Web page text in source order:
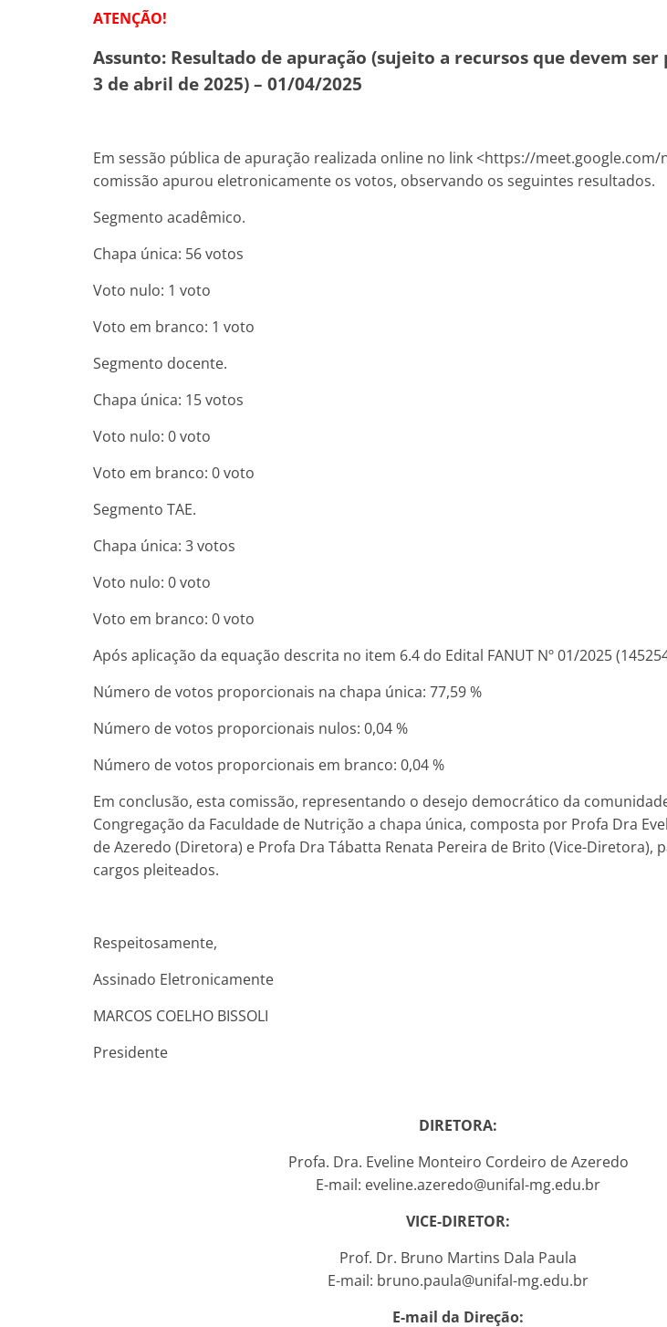
ATENÇÃO!
Assunto: Resultado de apuração (sujeito a recursos que devem
3 de abril de 2025) – 01/04/2025
Em sessão pública de apuração realizada online no link <https://meet.google.com/
comissão apurou eletronicamente os votos, observando os seguintes resultados.
Segmento acadêmico.
Chapa única: 56 votos
Voto nulo: 1 voto
Voto em branco: 1 voto
Segmento docente.
Chapa única: 15 votos
Voto nulo: 0 voto
Voto em branco: 0 voto
Segmento TAE.
Chapa única: 3 votos
Voto nulo: 0 voto
Voto em branco: 0 voto
Após aplicação da equação descrita no item 6.4 do Edital FANUT Nº 01/2025
Número de votos proporcionais na chapa única: 77,59 %
Número de votos proporcionais nulos: 0,04 %
Número de votos proporcionais em branco: 0,04 %
Em conclusão, esta comissão, representando o desejo democrático da
Congregação da Faculdade de Nutrição a chapa única, composta por Profa Dra
de Azeredo (Diretora) e Profa Dra Tábatta Renata Pereira de Brito (Vice-Diretora),
cargos pleiteados.
Respeitosamente,
Assinado Eletronicamente
MARCOS COELHO BISSOLI
Presidente
DIRETORA:
Profa. Dra. Eveline Monteiro Cordeiro de Azeredo
E-mail: eveline.azeredo@unifal-mg.edu.br
VICE-DIRETOR:
Prof. Dr. Bruno Martins Dala Paula
E-mail: bruno.paula@unifal-mg.edu.br
E-mail da Direção: